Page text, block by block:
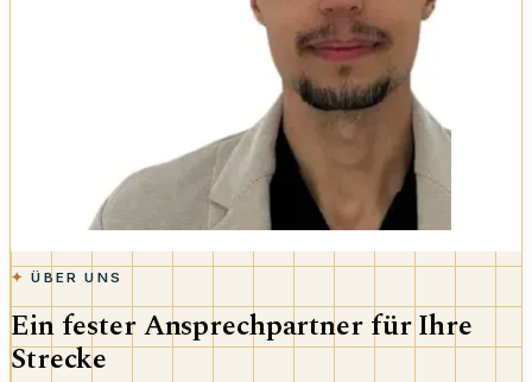
ÜBER UNS
Ein fester Ansprechpartner für Ihre
Strecke